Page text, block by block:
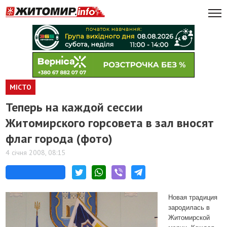
МІСТО
Теперь на каждой сессии
Житомирского горсовета в зал вносят
флаг города (фото)
4 січня 2008, 08:15
Новая традиция
зародилась в
Житомирской